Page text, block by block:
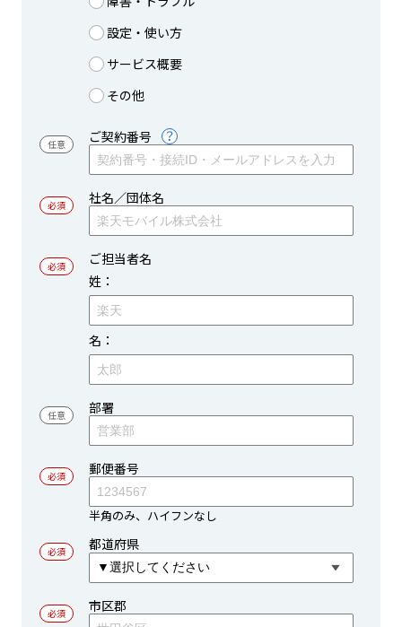
設定・使い方
サービス概要
その他
ご契約番号
社名／団体名
ご担当者名
姓：
名：
部署
郵便番号
半角のみ、ハイフンなし
都道府県
市区郡